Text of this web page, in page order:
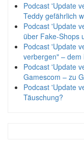
Podcast 'Update
Teddy gefährlich
Podcast 'Update
über Fake-Shops
Podcast 'Update
verbergen" –
Podcast 'Update
Gamescom – zu
Podcast 'Update
Täuschung?